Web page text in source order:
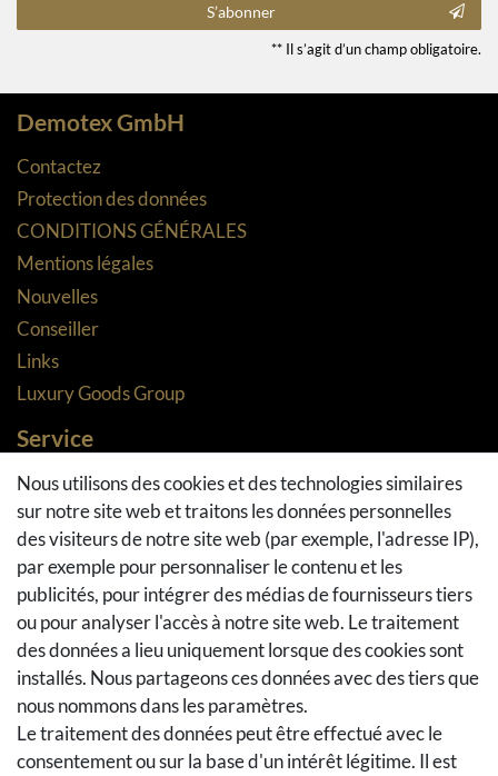
S’abonner
** Il s’agit d’un champ obligatoire.
Demotex GmbH
Contactez
Protection des données
CONDITIONS GÉNÉRALES
Mentions légales
Nouvelles
Conseiller
Links
Luxury Goods Group
Service
Méthodes de paiement
Méthodes et coûts de transport
Droit de rétractation
Retours
Se rétracter du contrat
Panier d'achat
A la caisse
Aide
Social Media
Nous utilisons des cookies et des technologies similaires
sur notre site web et traitons les données personnelles
des visiteurs de notre site web (par exemple, l'adresse IP),
par exemple pour personnaliser le contenu et les
publicités, pour intégrer des médias de fournisseurs tiers
ou pour analyser l'accès à notre site web. Le traitement
des données a lieu uniquement lorsque des cookies sont
installés. Nous partageons ces données avec des tiers que
nous nommons dans les paramètres.
Le traitement des données peut être effectué avec le
consentement ou sur la base d'un intérêt légitime. Il est